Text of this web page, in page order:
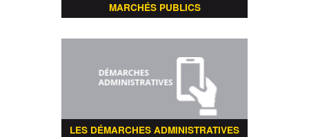
MARCHÉS PUBLICS
LES DÉMARCHES ADMINISTRATIVES